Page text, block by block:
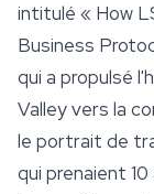
intitulé « How
Business
qui a propulsé
Valley vers la
le portrait de
qui prenaient